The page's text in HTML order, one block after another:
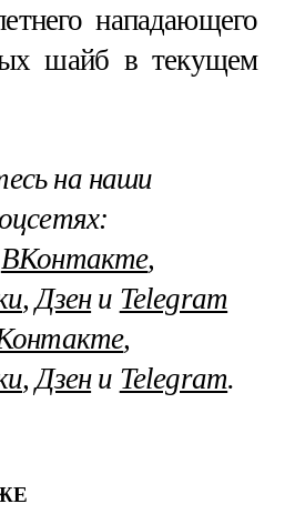
нападающего
шайб в текущем
на наши
ВКонтакте,
,Дзени Telegram
,
,Дзени Telegram.